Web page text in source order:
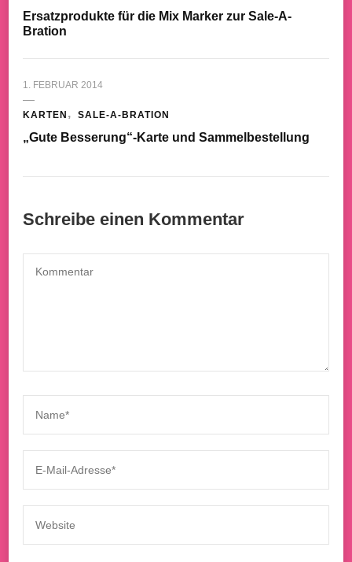
Ersatzprodukte für die Mix Marker zur Sale-A-
Bration
1. FEBRUAR 2014
KARTEN SALE-A-BRATION
„Gute Besserung“-Karte und Sammelbestellung
Schreibe einen Kommentar